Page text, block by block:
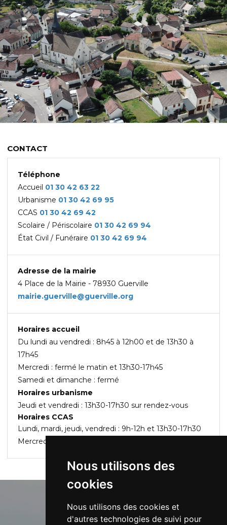
Nous utilisons des
cookies
Nous utilisons des cookies et
d'autres technologies de suivi pour
CONTACT
Téléphone
Accueil 01 30 42 63 22
Urbanisme 01 30 42 69 95
CCAS 01 30 42 69 42
Scolaire / Périscolaire 01 30 42 69 94
État Civil / Funéraire 01 30 42 69 94
Adresse de la mairie
4 Place de la Mairie - 78930 Guerville
mairie.guerville@guerville.org
Horaires accueil
Du lundi au vendredi : 8h45 à 12h00 et de 13h30 à
17h45
Mercredi : fermé le matin et 13h30-17h45
Samedi et dimanche : fermé
Horaires urbanisme
Jeudi et vendredi : 13h30-17h30 sur rendez-vous
Horaires CCAS
Lundi, mardi, jeudi, vendredi : 9h-12h et 13h30-17h30
Mercredi : fermé le matin et 13h30-17h30